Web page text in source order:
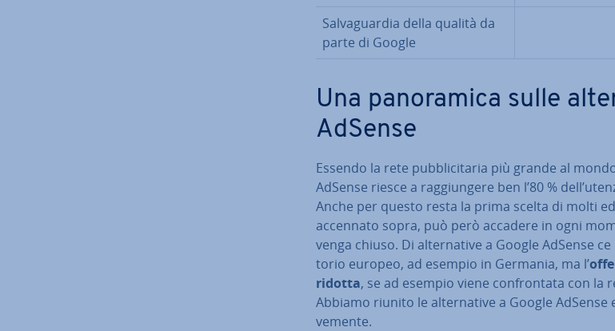
Sal­va­guar­dia della qualità da
parte di Google
Una pa­no­ra­mi­ca sulle
AdSense
Essendo la rete pub­bli­ci­ta­ria più grande al
AdSense riesce a rag­giun­ge­re ben l’80 %
Anche per questo resta la prima scelta di molti
accennato sopra, può però accadere in ogni
venga chiuso. Di al­ter­na­ti­ve a Google AdSense
to­rio europeo, ad esempio in Germania, ma l’
ridotta, se ad esempio viene con­fron­ta­ta con la
Abbiamo riunito le al­ter­na­ti­ve a Google
ve­men­te.